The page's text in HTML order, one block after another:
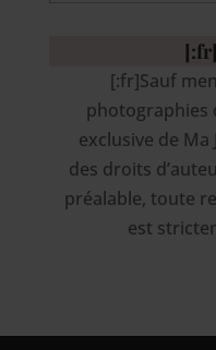
[:fr]Sauf
photographies
exclusive de Ma
des droits
préalable, toute
est